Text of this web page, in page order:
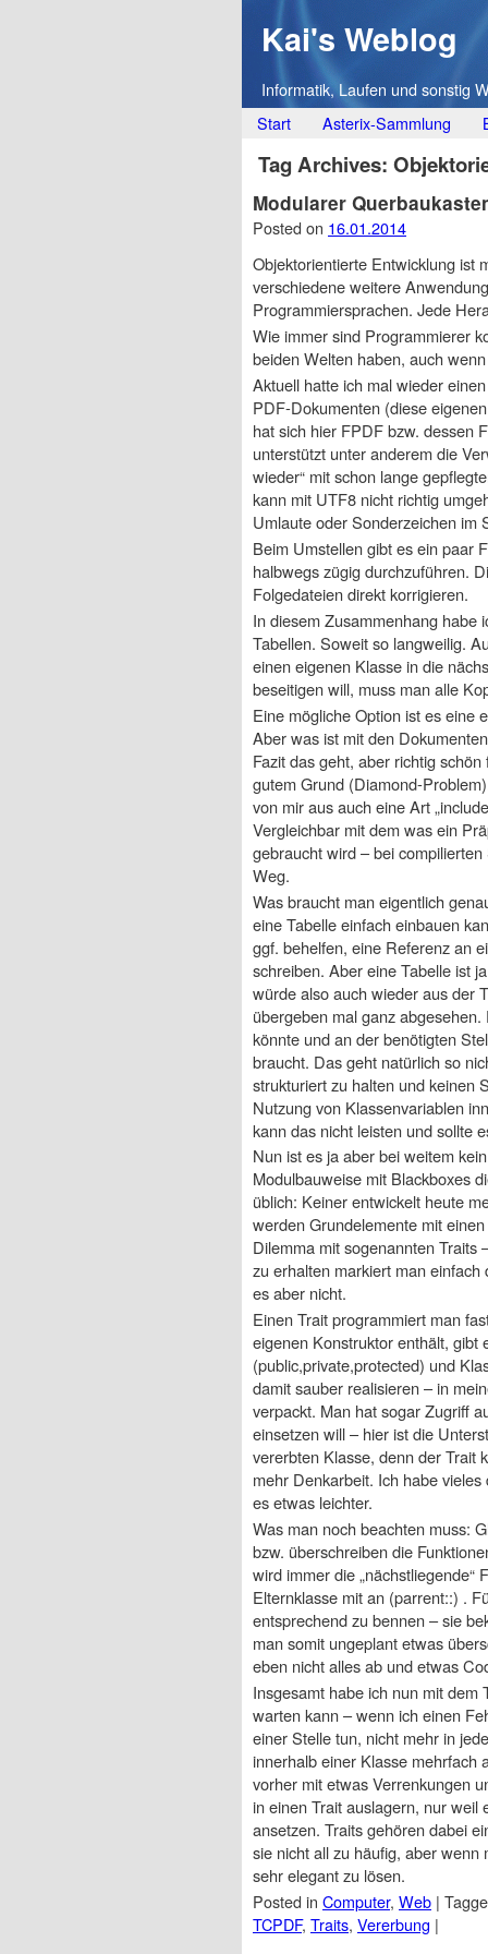
Kai's Weblog
Informatik, Laufen und sonstig
Main menu
Skip
to
content
Start Asterix-Sammlung
Tag Archives:
Modularer
Posted on 16.01.2014
Objektorientierte Entwicklung ist
verschiedene weitere
Programmiersprachen. Jede
Wie immer sind Programmierer
beiden Welten haben, auch
Aktuell hatte ich mal wieder
PDF-Dokumenten (diese
hat sich hier FPDF bzw. dessen
unterstützt unter anderem die
wieder“ mit schon lange
kann mit UTF8 nicht richtig
Umlaute oder Sonderzeichen im
Beim Umstellen gibt es ein paar
halbwegs zügig durchzuführen.
Folgedateien direkt korrigieren.
In diesem Zusammenhang habe
Tabellen. Soweit so langweilig.
einen eigenen Klasse in die
beseitigen will, muss man alle
Eine mögliche Option ist es eine
Aber was ist mit den
Fazit das geht, aber richtig
gutem Grund (Diamond-
von mir aus auch eine Art
Vergleichbar mit dem was ein
gebraucht wird – bei
Weg.
Was braucht man eigentlich
eine Tabelle einfach einbauen
ggf. behelfen, eine Referenz an
schreiben. Aber eine Tabelle ist
würde also auch wieder aus der
übergeben mal ganz
könnte und an der benötigten
braucht. Das geht natürlich so
strukturiert zu halten und keinen
Nutzung von Klassenvariablen
kann das nicht leisten und sollte
Nun ist es ja aber bei weitem
Modulbauweise mit Blackboxes
üblich: Keiner entwickelt heute
werden Grundelemente mit
Dilemma mit sogenannten Traits
zu erhalten markiert man
es aber nicht.
Einen Trait programmiert man
eigenen Konstruktor enthält, gibt
(public,private,protected) und
damit sauber realisieren – in
verpackt. Man hat sogar Zugriff
einsetzen will – hier ist die
vererbten Klasse, denn der Trait
mehr Denkarbeit. Ich habe
es etwas leichter.
Was man noch beachten muss:
bzw. überschreiben die
wird immer die „nächstliegende“
Elternklasse mit an (parrent::) .
entsprechend zu bennen – sie
man somit ungeplant etwas
eben nicht alles ab und etwas
Insgesamt habe ich nun mit
warten kann – wenn ich einen
einer Stelle tun, nicht mehr in
innerhalb einer Klasse mehrfach
vorher mit etwas Verrenkungen
in einen Trait auslagern, nur weil
ansetzen. Traits gehören dabei
sie nicht all zu häufig, aber
sehr elegant zu lösen.
Posted in Computer, Web |
TCPDF, Traits, Vererbung |